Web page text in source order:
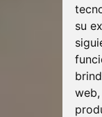
su
web,